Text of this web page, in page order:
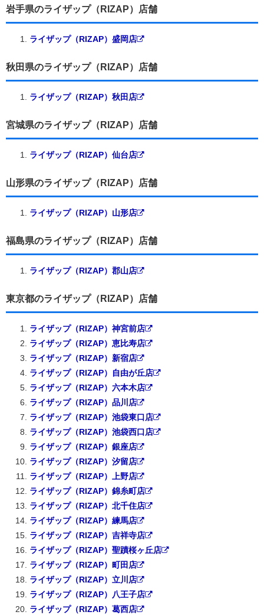
岩手県のライザップ（RIZAP）店舗
ライザップ（RIZAP）盛岡店
秋田県のライザップ（RIZAP）店舗
ライザップ（RIZAP）秋田店
宮城県のライザップ（RIZAP）店舗
ライザップ（RIZAP）仙台店
山形県のライザップ（RIZAP）店舗
ライザップ（RIZAP）山形店
福島県のライザップ（RIZAP）店舗
ライザップ（RIZAP）郡山店
東京都のライザップ（RIZAP）店舗
ライザップ（RIZAP）神宮前店
ライザップ（RIZAP）恵比寿店
ライザップ（RIZAP）新宿店
ライザップ（RIZAP）自由が丘店
ライザップ（RIZAP）六本木店
ライザップ（RIZAP）品川店
ライザップ（RIZAP）池袋東口店
ライザップ（RIZAP）池袋西口店
ライザップ（RIZAP）銀座店
ライザップ（RIZAP）汐留店
ライザップ（RIZAP）上野店
ライザップ（RIZAP）錦糸町店
ライザップ（RIZAP）北千住店
ライザップ（RIZAP）練馬店
ライザップ（RIZAP）吉祥寺店
ライザップ（RIZAP）聖蹟桜ヶ丘店
ライザップ（RIZAP）町田店
ライザップ（RIZAP）立川店
ライザップ（RIZAP）八王子店
ライザップ（RIZAP）葛西店